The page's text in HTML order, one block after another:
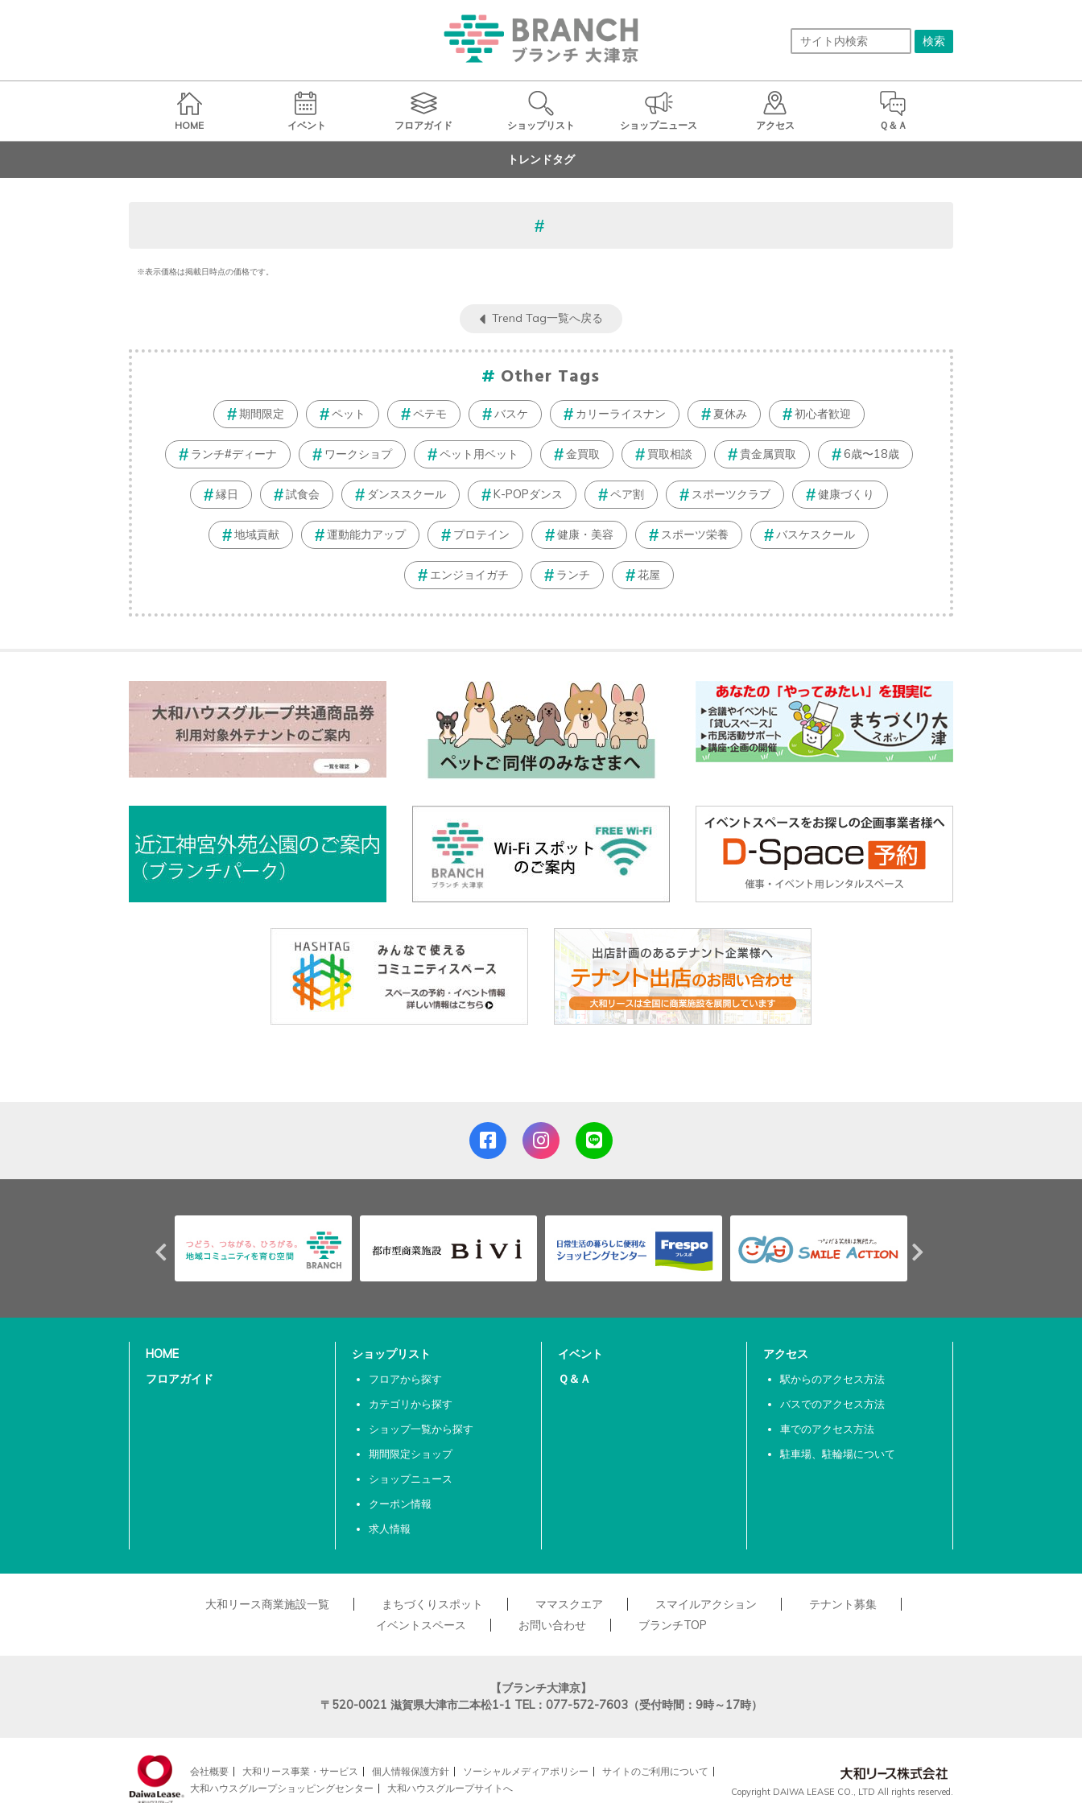
HOME イベント フロアガイド ショップリスト ショップニュース アクセス Ｑ＆Ａ
トレンドタグ
※表示価格は掲載日時点の価格です。
Trend Tag一覧へ戻る
Other Tags
期間限定 ペット ペテモ バスケ カリーライスナン 夏休み 初心者歓迎
ランチ#ディーナ ワークショプ ペット用ベット 金買取 買取相談 貴金属買取 6歳〜18歳
縁日 試食会 ダンススクール K-POPダンス ペア割 スポーツクラブ 健康づくり
地域貢献 運動能力アップ プロテイン 健康・美容 スポーツ栄養 バスケスクール
エンジョイガチ ランチ 花屋
HOME
フロアガイド
ショップリスト
フロアから探す
カテゴリから探す
ショップ一覧から探す
期間限定ショップ
ショップニュース
クーポン情報
求人情報
イベント
Ｑ＆Ａ
アクセス
駅からのアクセス方法
バスでのアクセス方法
車でのアクセス方法
駐車場、駐輪場について
大和リース商業施設一覧 まちづくりスポット ママスクエア スマイルアクション
テナント募集
イベントスペース
お問い合わせ ブランチTOP
【ブランチ大津京】
〒520-0021 滋賀県大津市二本松1-1 TEL：077-572-7603（受付時間：9時～17時）
会社概要 大和リース事業・サービス 個人情報保護方針 ソーシャルメディアポリシー
サイトのご利用について
大和ハウスグループショッピングセンター
大和ハウスグループサイトへ Copyright DAIWA LEASE CO., LTD All rights reserved.